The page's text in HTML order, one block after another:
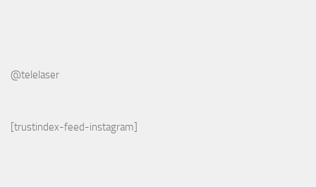
@telelaser
[trustindex-feed-instagram]